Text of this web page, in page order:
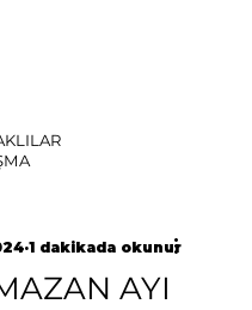
AYI
1 dakikada okunur